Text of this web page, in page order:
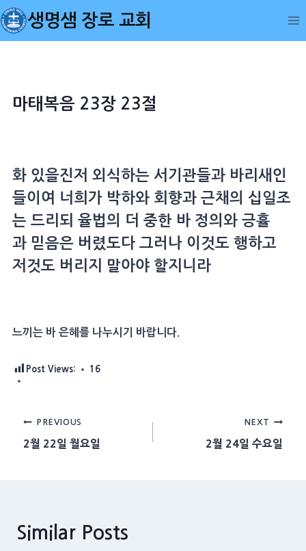
Skip
to
content
생명샘 장로 교회
마태복음 23장 23절
화 있을진저 외식하는 서기관들과 바리새인
들이여 너희가 박하와 회향과 근채의 십일조
는 드리되 율법의 더 중한 바 정의와 긍휼
과 믿음은 버렸도다 그러나 이것도 행하고
저것도 버리지 말아야 할지니라
느끼는 바 은혜를 나누시기 바랍니다.
Post Views: 16
Post
navigation
PREVIOUS
2월 22일 월요일
NEXT
2월 24일 수요일
Similar Posts